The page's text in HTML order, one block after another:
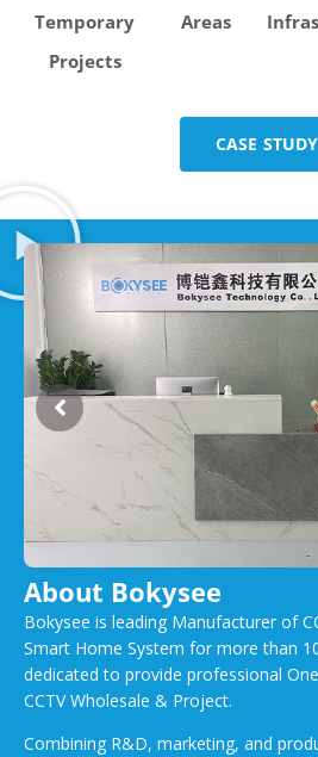
Temporary
Projects
Areas
CASE STUDY
About Bokysee
Bokysee is leading Manufacturer of
Smart Home System for more than
dedicated to provide professional
CCTV Wholesale & Project.
Combining R&D, marketing, and